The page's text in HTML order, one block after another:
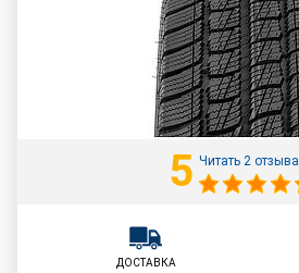
5 Читать 2 отзыва
ДОСТАВКА